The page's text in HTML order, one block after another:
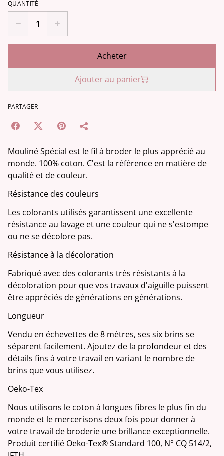
QUANTITÉ
Acheter
Ajouter au panier
PARTAGER
Mouliné Spécial est le fil à broder le plus apprécié au
monde. 100% coton. C'est la référence en matière de
qualité et de couleur.
Résistance des couleurs
Les colorants utilisés garantissent une excellente
résistance au lavage et une couleur qui ne s'estompe
ou ne se décolore pas.
Résistance à la décoloration
Fabriqué avec des colorants très résistants à la
décoloration pour que vos travaux d'aiguille puissent
être appréciés de générations en générations.
Longueur
Vendu en échevettes de 8 mètres, ses six brins se
séparent facilement. Ajoutez de la profondeur et des
détails fins à votre travail en variant le nombre de
brins que vous utilisez.
Oeko-Tex
Nous utilisons le coton à longues fibres le plus fin du
monde et le mercerisons deux fois pour donner à
votre travail de broderie une brillance exceptionnelle.
Produit certifié Oeko-Tex® Standard 100, N° CQ 514/2,